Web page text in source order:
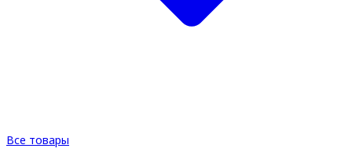
Все товары